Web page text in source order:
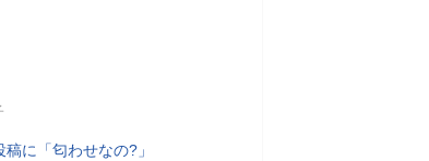
に「匂わせなの?」